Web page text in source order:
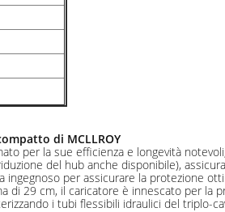
di MCLLROY
per la sue efficienza e longevità
del hub anche disponibile),
per assicurare la protezione
di 29 cm, il caricatore è innescato per
i tubi flessibili idraulici del triplo-